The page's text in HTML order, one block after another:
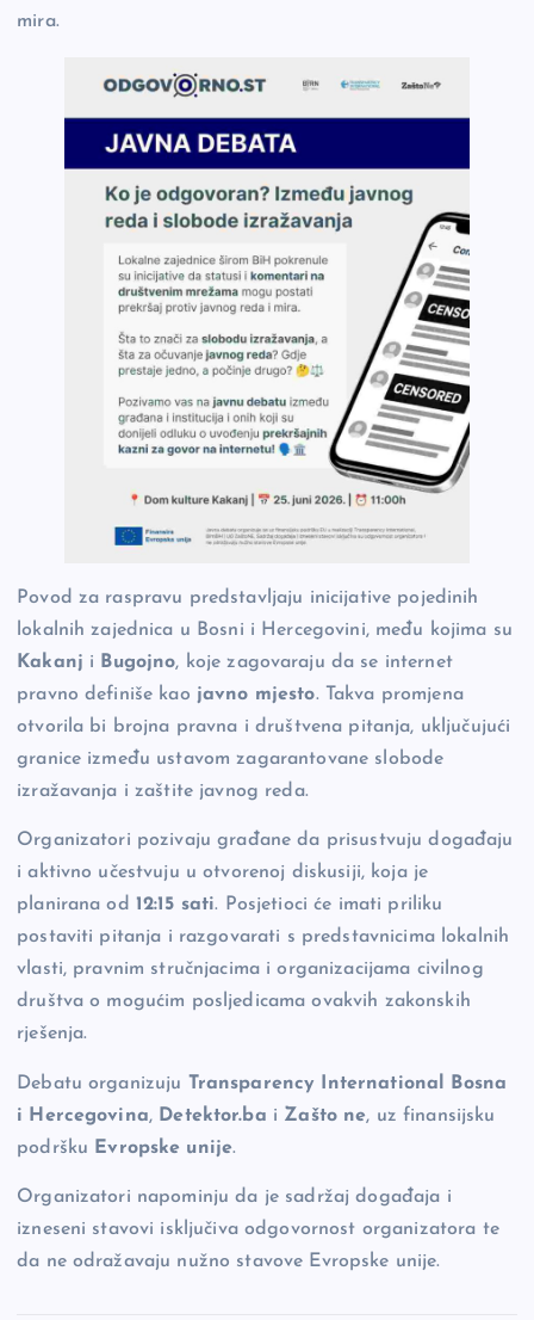
mira.
Povod za raspravu predstavljaju inicijative pojedinih
lokalnih zajednica u Bosni i Hercegovini, među kojima su
Kakanj i Bugojno, koje zagovaraju da se internet
pravno definiše kao javno mjesto. Takva promjena
otvorila bi brojna pravna i društvena pitanja, uključujući
granice između ustavom zagarantovane slobode
izražavanja i zaštite javnog reda.
Organizatori pozivaju građane da prisustvuju događaju
i aktivno učestvuju u otvorenoj diskusiji, koja je
planirana od 12:15 sati. Posjetioci će imati priliku
postaviti pitanja i razgovarati s predstavnicima lokalnih
vlasti, pravnim stručnjacima i organizacijama civilnog
društva o mogućim posljedicama ovakvih zakonskih
rješenja.
Debatu organizuju Transparency International Bosna
i Hercegovina, Detektor.ba i Zašto ne, uz finansijsku
podršku
Evropske unije.
Organizatori napominju da je sadržaj događaja i
izneseni stavovi isključiva odgovornost organizatora te
da ne odražavaju nužno stavove Evropske unije.